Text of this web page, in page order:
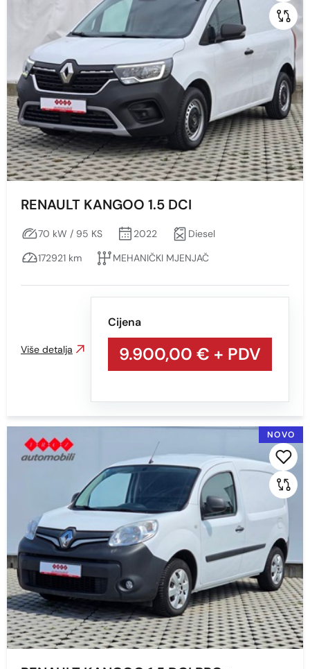
RENAULT KANGOO 1.5 DCI
70 kW / 95 KS 2022
Diesel
172921 km
MEHANIČKI MJENJAČ
Cijena
9.900,00 € + PDV
Više detalja
NOVO